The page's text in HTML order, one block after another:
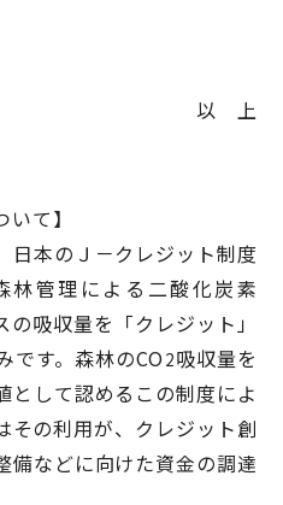
以 上
て】
本のＪ－クレジット制度
林管理による二酸化炭素
吸収量を「クレジット」
です。森林のCO 2吸収量を
として認めるこの制度によ
その利用が、クレジット創
備などに向けた資金の調達